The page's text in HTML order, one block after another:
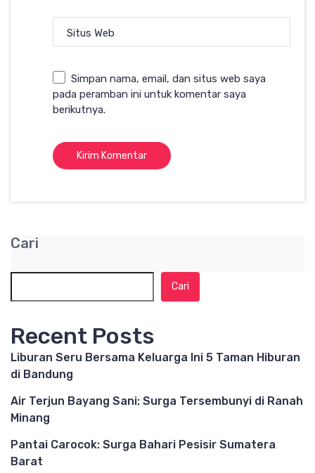
Situs Web
Simpan nama, email, dan situs web saya
pada peramban ini untuk komentar saya
berikutnya.
Cari
Cari
Recent Posts
Liburan Seru Bersama Keluarga Ini 5 Taman Hiburan
di Bandung
Air Terjun Bayang Sani: Surga Tersembunyi di Ranah
Minang
Pantai Carocok: Surga Bahari Pesisir Sumatera
Barat